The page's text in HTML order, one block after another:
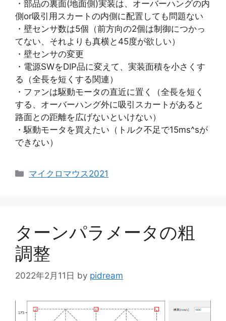
・部品の裏面(地面側)実装は、オーバーハングの内
側or吸引用スカートの内側に配置しても問題ない
・壁センサ数は5個（前方向の2個は制御につかっ
てない、それよりも真横と45度が欲しい）
・壁センサの変更
・電源SWをDIP品に変えて、実装面積を小さくす
る（全長を短くする関連）
・ファンは駆動モータの直近に置く（全長を短く
する、オーバーハング外に吸引スカートがあると
路面との距離を広げないといけない）
・駆動モータを買えたい（トルク不足で15ms^sが
できない）
カ
マイクロマウス2021
ターンパラメータの粗
調整
2022年2月11日 by pidream